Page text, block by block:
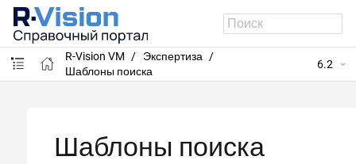
R-Vision VM
Экспертиза
Шаблоны поиска
6.2
Шаблоны поиска